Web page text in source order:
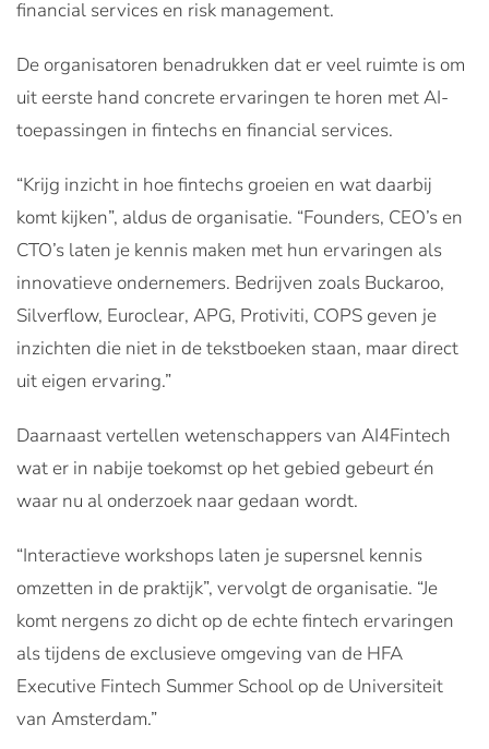
financial services en risk management.
De organisatoren benadrukken dat er veel ruimte is om
uit eerste hand concrete ervaringen te horen met AI-
toepassingen in fintechs en financial services.
“Krijg inzicht in hoe fintechs groeien en wat daarbij
komt kijken”, aldus de organisatie. “Founders, CEO’s en
CTO’s laten je kennis maken met hun ervaringen als
innovatieve ondernemers. Bedrijven zoals Buckaroo,
Silverflow, Euroclear, APG, Protiviti, COPS geven je
inzichten die niet in de tekstboeken staan, maar direct
uit eigen ervaring.”
Daarnaast vertellen wetenschappers van AI4Fintech
wat er in nabije toekomst op het gebied gebeurt én
waar nu al onderzoek naar gedaan wordt.
“Interactieve workshops laten je supersnel kennis
omzetten in de praktijk”, vervolgt de organisatie. “Je
komt nergens zo dicht op de echte fintech ervaringen
als tijdens de exclusieve omgeving van de HFA
Executive Fintech Summer School op de Universiteit
van Amsterdam.”